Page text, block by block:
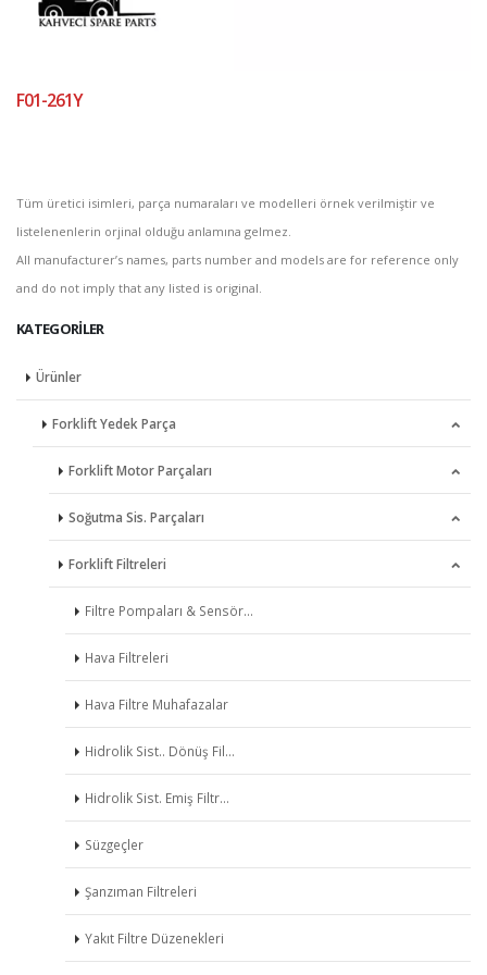
F01-261Y
Tüm üretici isimleri, parça numaraları ve modelleri örnek verilmiştir ve
listelenenlerin orjinal olduğu anlamına gelmez.
All manufacturer’s names, parts number and models are for reference only
and do not imply that any listed is original.
KATEGORILER
Ürünler
Forklift Yedek Parça
Forklift Motor Parçaları
Dişliler
Eksantrik Miller
Eksantrik Mil Yatakları
Enjeksiyon Pompaları
Enjektörler
Enjektör Memeleri
Gezi Ay Pulları
Hararet Bujileri
Kızdırma Bujileri
Krank Milleri
Soğutma Sis. Parçaları
Devirdaimler
Pervaneler
Radyatörler
Termostatlar
Forklift Filtreleri
Filtre Pompaları & Sensör…
Hava Filtreleri
Hava Filtre Muhafazalar
Hidrolik Sist.. Dönüş Fil…
Hidrolik Sist. Emiş Filtr…
Süzgeçler
Şanzıman Filtreleri
Yakıt Filtre Düzenekleri